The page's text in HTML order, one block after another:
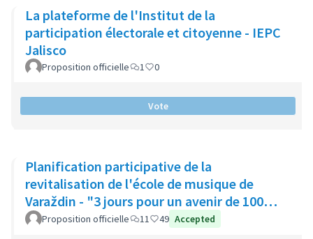
La plateforme de l'Institut de la
participation électorale et citoyenne - IEPC
Jalisco
Proposition officielle 1 0
Vote
Planification participative de la
revitalisation de l'école de musique de
Varaždin - "3 jours pour un avenir de 100
ans".Proposition officielle 11 49 Accepted